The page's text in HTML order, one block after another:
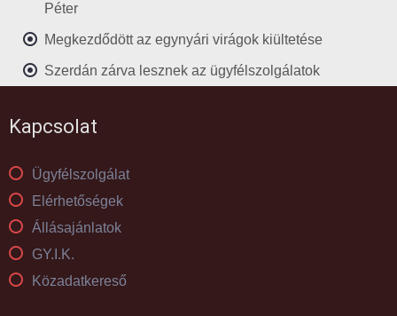
Péter
Megkezdődött az egynyári virágok kiültetése
Szerdán zárva lesznek az ügyfélszolgálatok
Kapcsolat
Ügyfélszolgálat
Elérhetőségek
Állásajánlatok
GY.I.K.
Közadatkereső